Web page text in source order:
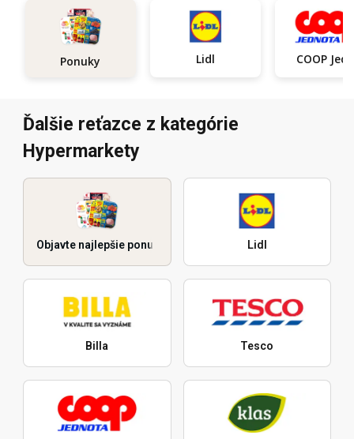
Ponuky Lidl
Ďalšie reťazce z kategórie
Hypermarkety
Objavte najlepšie ponuky Lidl
Billa Tesco